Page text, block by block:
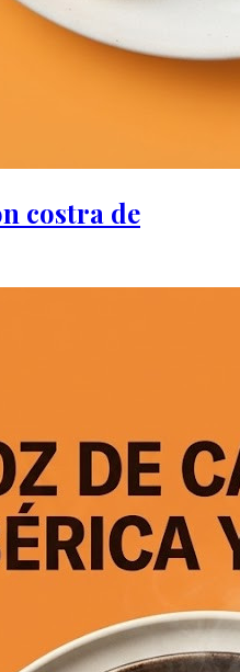
costra de